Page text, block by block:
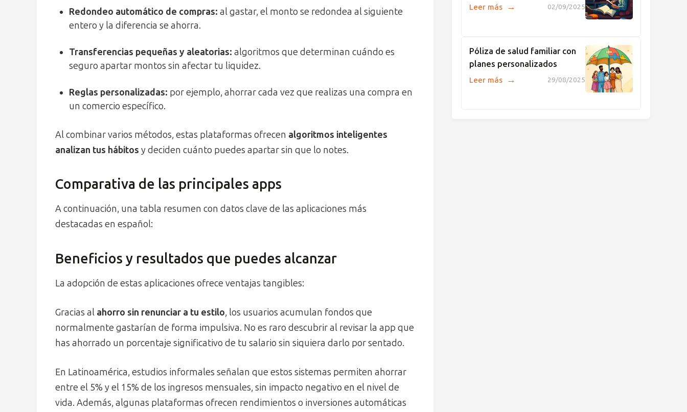
Redondeo automático de compras: al gastar, el monto se redondea al siguiente
entero y la diferencia se ahorra.
Transferencias pequeñas y aleatorias: algoritmos que determinan cuándo es
seguro apartar montos sin afectar tu liquidez.
Reglas personalizadas: por ejemplo, ahorrar cada vez que realizas una compra en
un comercio específico.
Al combinar varios métodos, estas plataformas ofrecen algoritmos inteligentes
analizan tus hábitos y deciden cuánto puedes apartar sin que lo notes.
Comparativa de las principales apps
A continuación, una tabla resumen con datos clave de las aplicaciones más
destacadas en español:
Beneficios y resultados que puedes alcanzar
La adopción de estas aplicaciones ofrece ventajas tangibles:
Gracias al ahorro sin renunciar a tu estilo, los usuarios acumulan fondos que
normalmente gastarían de forma impulsiva. No es raro descubrir al revisar la app que
has ahorrado un porcentaje significativo de tu salario sin siquiera darlo por sentado.
En Latinoamérica, estudios informales señalan que estos sistemas permiten ahorrar
entre el 5% y el 15% de los ingresos mensuales, sin impacto negativo en el nivel de
vida. Además, algunas plataformas ofrecen rendimientos o inversiones automáticas
02/09/2025
Leer más →
Póliza de salud familiar con
planes personalizados
29/08/2025
Leer más →